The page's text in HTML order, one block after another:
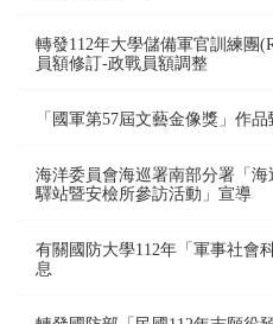
轉發112年大學儲備軍官訓練團
員額修訂-政戰員額調整
「國軍第57屆文藝金像獎」作
海洋委員會海巡署南部分署「
驛站暨安檢所參訪活動」宣導
有關國防大學112年「軍事社會
息